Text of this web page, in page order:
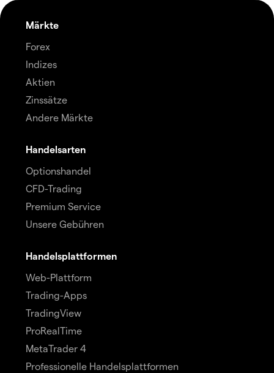
Märkte
Forex
Indizes
Aktien
Zinssätze
Andere Märkte
Handelsarten
Optionshandel
CFD-Trading
Premium Service
Unsere Gebühren
Handelsplattformen
Web-Plattform
Trading-Apps
TradingView
ProRealTime
MetaTrader 4
Professionelle Handelsplattformen